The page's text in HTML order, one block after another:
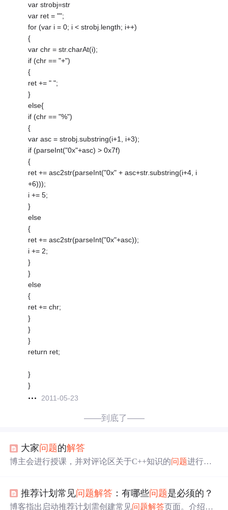
var strobj=str
var ret = "";
for (var i = 0; i < strobj.length; i++)
{
var chr = str.charAt(i);
if (chr == "+")
{
ret += " ";
}
else{
if (chr == "%")
{
var asc = strobj.substring(i+1, i+3);
if (parseInt("0x"+asc) > 0x7f)
{
ret += asc2str(parseInt("0x" + asc+str.substring(i+4, i
+6)));
i += 5;
}
else
{
ret += asc2str(parseInt("0x"+asc));
i += 2;
}
}
else
{
ret += chr;
}
}
}
return ret;
}
}
2011-05-23
——到底了——
大家问题的解答
博主会进行授课，并对评论区关于C++知识的问题进行解
推荐计划常见问题解答 ：有哪些问题是必须的？
博客指出启动推荐计划需创建常见问题解答页面。介绍了